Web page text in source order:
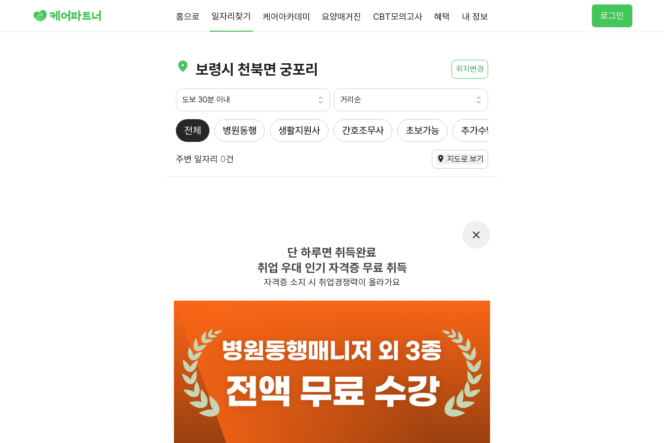
홈으로 일자리찾기 케어아카데미 요양매거진 CBT모의고사 혜택 내 정보 로그인
보령시 천북면 궁포리 위치변경
도보 30분 이내 거리순
전체 병원동행 생활지원사 간호조무사 초보가능 추가수당
주변 일자리 0건 지도로 보기
찾으시는 조건의 일자리가 없습니다
더욱더 노력하는 케어파트너가 되겠습니다.
단 하루면 취득완료
취업 우대 인기 자격증 무료 취득
자격증 소지 시 취업경쟁력이 올라가요